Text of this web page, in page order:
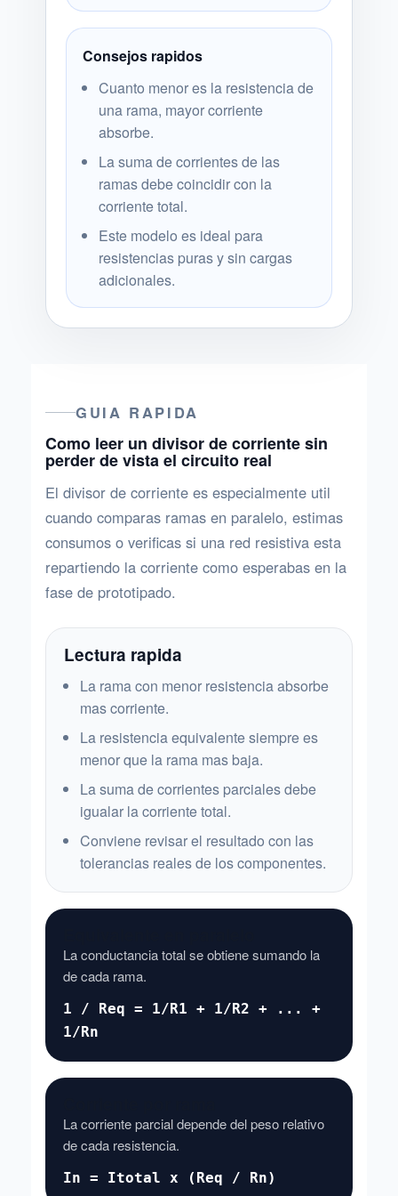
Consejos rapidos
Cuanto menor es la resistencia de
una rama, mayor corriente
absorbe.
La suma de corrientes de las
ramas debe coincidir con la
corriente total.
Este modelo es ideal para
resistencias puras y sin cargas
adicionales.
GUIA RAPIDA
Como leer un divisor de corriente sin
perder de vista el circuito real
El divisor de corriente es especialmente util
cuando comparas ramas en paralelo, estimas
consumos o verificas si una red resistiva esta
repartiendo la corriente como esperabas en la
fase de prototipado.
Lectura rapida
La rama con menor resistencia absorbe
mas corriente.
La resistencia equivalente siempre es
menor que la rama mas baja.
La suma de corrientes parciales debe
igualar la corriente total.
Conviene revisar el resultado con las
tolerancias reales de los componentes.
La conductancia total se obtiene sumando la
de cada rama.
1 / Req = 1/R1 + 1/R2 + ... +
1/Rn
La corriente parcial depende del peso relativo
de cada resistencia.
In = Itotal x (Req / Rn)